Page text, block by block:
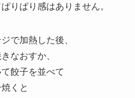
りぱり感はありません。
で加熱した後、
なおすか、
餃子を並べて
くと